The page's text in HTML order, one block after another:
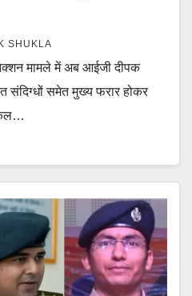
SHUKLA
मामले में अब आईजी दीपक
संदिग्धों समेत मुख्य फरार होकर
कल…